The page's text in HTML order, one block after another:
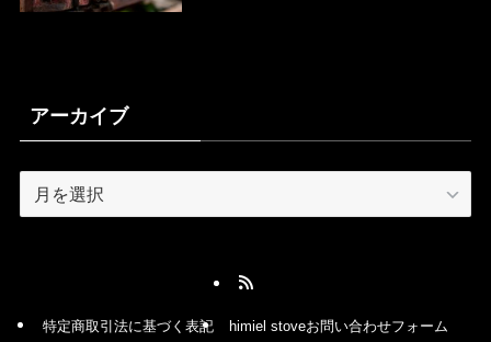
アーカイブ
ー
特定商取引法に基づく表記 himiel stoveお問い合わせフォーム